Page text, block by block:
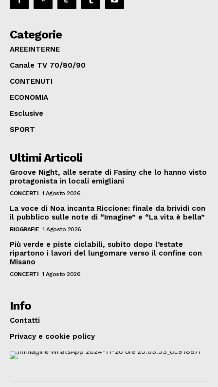
Categorie
AREEINTERNE
Canale TV 70/80/90
CONTENUTI
ECONOMIA
Esclusive
SPORT
Ultimi Articoli
Groove Night, alle serate di Fasiny che lo hanno visto
protagonista in locali emigliani
CONCERTI 1 Agosto 2026
La voce di Noa incanta Riccione: finale da brividi con
il pubblico sulle note di “Imagine” e “La vita è bella”
BIOGRAFIE 1 Agosto 2026
Più verde e piste ciclabili, subito dopo l’estate
ripartono i lavori del lungomare verso il confine con
Misano
CONCERTI 1 Agosto 2026
Info
Contatti
Privacy e cookie policy